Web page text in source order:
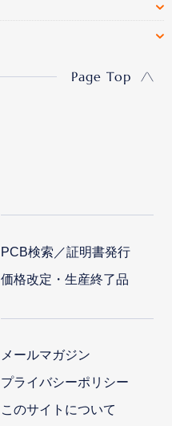
Page Top
PCB検索／証明書発行
価格改定・生産終了品
メールマガジン
プライバシーポリシー
このサイトについて